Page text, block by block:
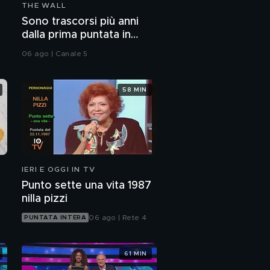
Gard in "Lacrime di
fango"
Riccardo: ""Amici" è
stato una lezione di
vita"
Riccardo: "Ho chiesto
"Amici"
l'amore
THE WALL
Sono trascorsi più anni
dalla prima puntata in
onda di...?
06 ago | Canale 5
IERI E OGGI IN TV
Punto sette una vita 1987
nilla pizzi
PUNTATA INTERA 06 ago | Rete 4
58 MIN
61 MIN